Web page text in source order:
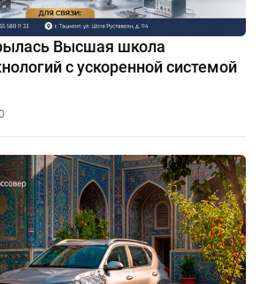
Высшая школа
с ускоренной системой